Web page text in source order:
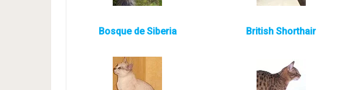
Bosque de Siberia British Shorthair